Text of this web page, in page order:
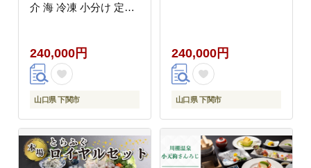
介 海 冷凍 小分け 定期
解凍するだけ 地魚 産地
直送 ヒラメ いくら イ
クラ タイ のどぐろ サ
ーモン アジ ホタテ ほ
便) 下関 山口県
240,000円
山口県 下関市
240,000円
山口県 下関市